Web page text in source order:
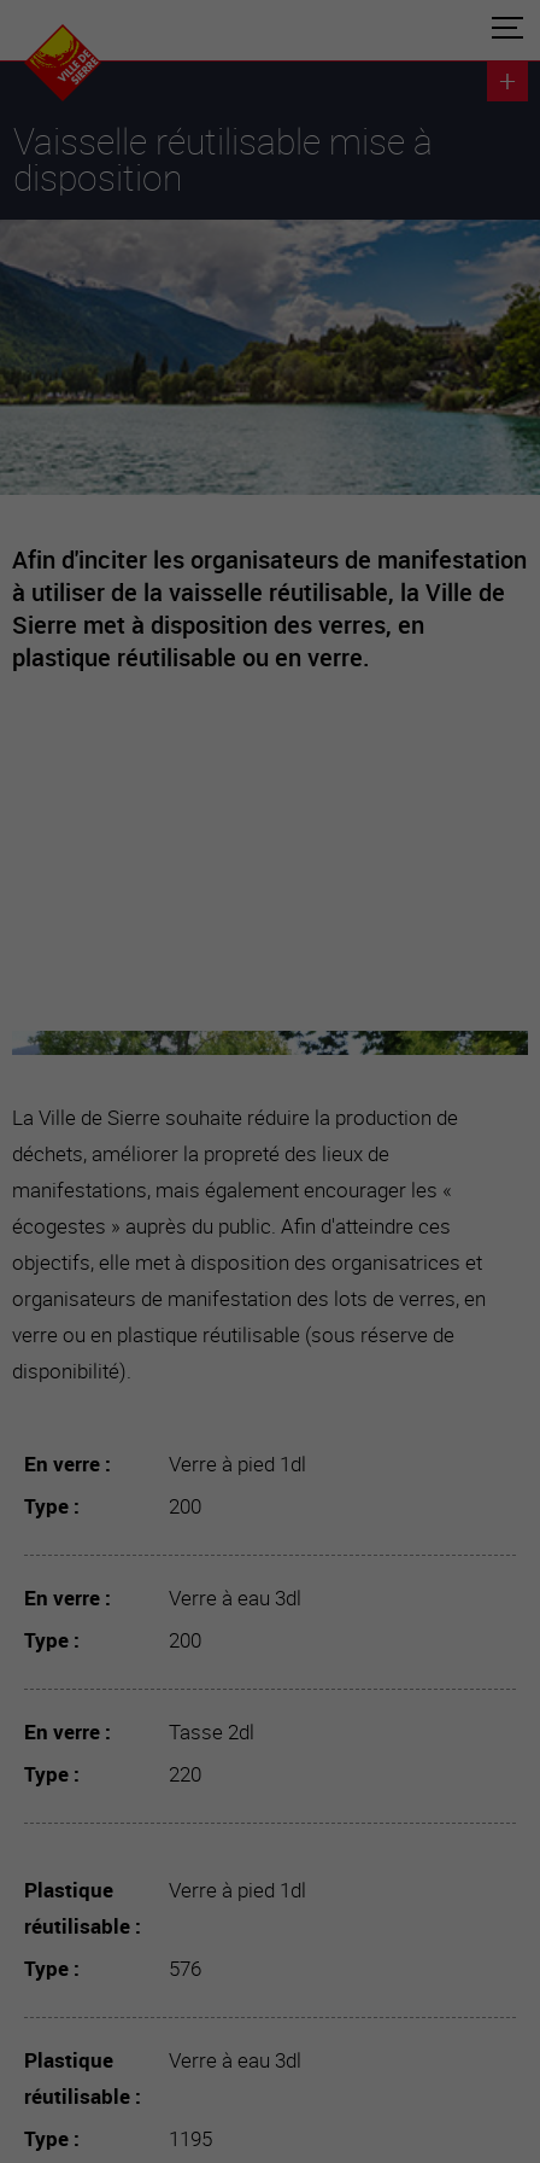
Vaisselle réutilisable mise à
disposition
Afin d'inciter les organisateurs de manifestation
à utiliser de la vaisselle réutilisable, la Ville de
Sierre met à disposition des verres, en
plastique réutilisable ou en verre.
La Ville de Sierre souhaite réduire la production de
déchets, améliorer la propreté des lieux de
manifestations, mais également encourager les «
écogestes » auprès du public. Afin d'atteindre ces
objectifs, elle met à disposition des organisatrices et
organisateurs de manifestation des lots de verres, en
verre ou en plastique réutilisable (sous réserve de
disponibilité).
En verre
Verre à pied 1dl
Type
200
En verre
Verre à eau 3dl
Type
200
En verre
Tasse 2dl
Type
220
Plastique
réutilisable
Verre à pied 1dl
Type 576
Plastique
réutilisable
Verre à eau 3dl
Type 1195